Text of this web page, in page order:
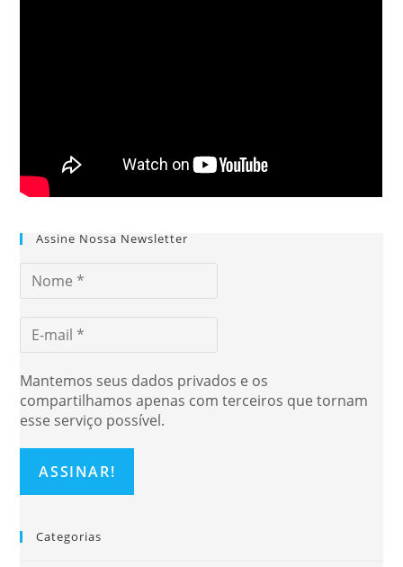
Assine Nossa Newsletter
Mantemos seus dados privados e os
compartilhamos apenas com terceiros que tornam
esse serviço possível.
Categorias